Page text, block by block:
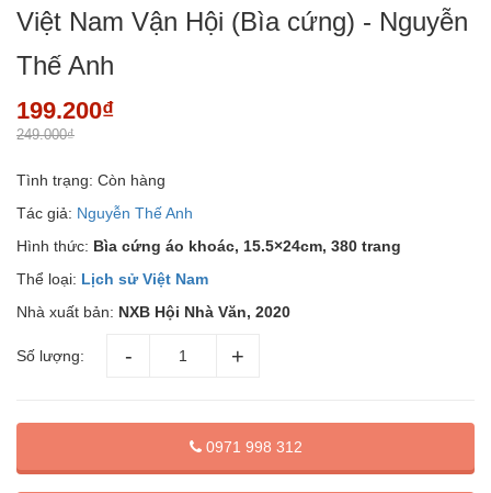
Việt Nam Vận Hội (Bìa cứng) - Nguyễn
Thế Anh
199.200₫
249.000₫
Tình trạng: Còn hàng
Tác giả: Nguyễn Thế Anh
Hình thức: Bìa cứng áo khoác, 15.5×24cm, 380 trang
Thể loại: Lịch sử Việt Nam
Nhà xuất bản: NXB Hội Nhà Văn, 2020
Số lượng:
0971 998 312